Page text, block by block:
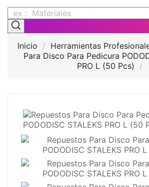
Inicio Herramientas
Para Disco Para Pedicura
PRO L (50 Pcs)